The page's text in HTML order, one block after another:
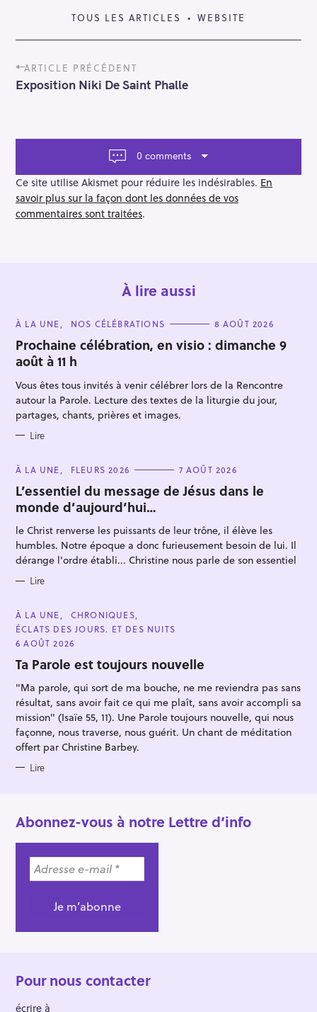
TOUS LES ARTICLES
WEBSITE
P
o
s
a
g
a
t
i
ARTICLE PRÉCÉDENT
Exposition Niki De Saint Phalle
0 comments
Ce site utilise Akismet pour réduire les indésirables. En
savoir plus sur la façon dont les données de vos
commentaires sont traitées.
À lire aussi
C
T
E
G
O
I
E
S
À LA UNE NOS CÉLÉBRATIONS 8 AOÛT 2026
Prochaine célébration, en visio : dimanche 9
août à 11 h
Vous êtes tous invités à venir célébrer lors de la Rencontre
autour la Parole. Lecture des textes de la liturgie du jour,
partages, chants, prières et images.
Lire
C
T
E
G
O
R
I
E
S
À LA UNE FLEURS 2026 7 AOÛT 2026
L’essentiel du message de Jésus dans le
monde d’aujourd’hui…
le Christ renverse les puissants de leur trône, il élève les
humbles. Notre époque a donc furieusement besoin de lui. Il
dérange l'ordre établi... Christine nous parle de son essentiel
Lire
C
A
T
E
G
O
R
E
À LA UNE
CHRONIQUES
ÉCLATS DES JOURS. ET DES NUITS
6 AOÛT 2026
Ta Parole est toujours nouvelle
"Ma parole, qui sort de ma bouche, ne me reviendra pas sans
résultat, sans avoir fait ce qui me plaît, sans avoir accompli sa
mission" (Isaïe 55, 11). Une Parole toujours nouvelle, qui nous
façonne, nous traverse, nous guérit. Un chant de méditation
offert par Christine Barbey.
Lire
Abonnez-vous à notre Lettre d’info
Pour nous contacter
écrire à
R
c
h
e
r
c
h
r